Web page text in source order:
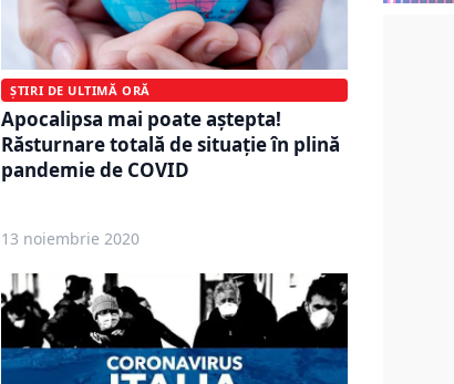
ȘTIRI DE ULTIMĂ ORĂ
Apocalipsa mai poate aștepta!
Răsturnare totală de situație în plină
pandemie de COVID
13 noiembrie 2020